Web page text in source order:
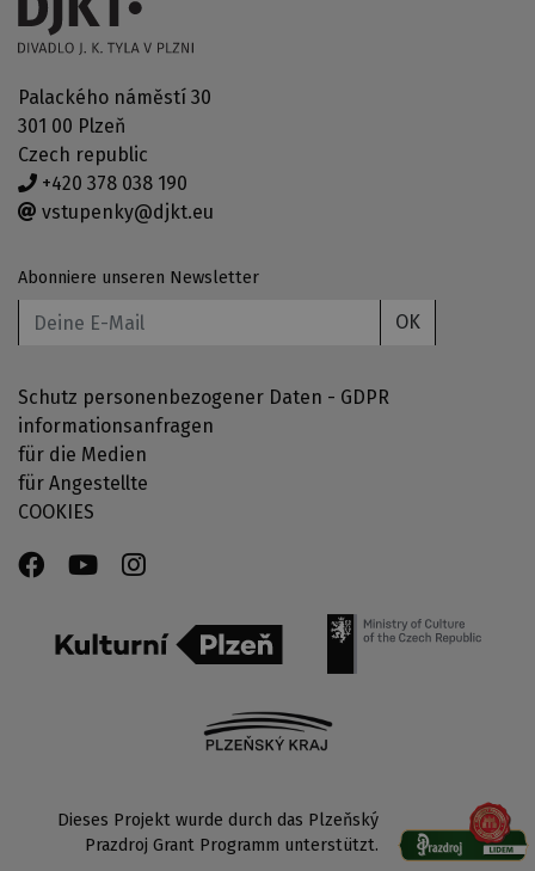
Palackého náměstí 30
301 00 Plzeň
Czech republic
+420 378 038 190
vstupenky@djkt.eu
Abonniere unseren Newsletter
OK
Schutz personenbezogener Daten - GDPR
informationsanfragen
für die Medien
für Angestellte
COOKIES
Dieses Projekt wurde durch das Plzeňský
Prazdroj Grant Programm unterstützt.